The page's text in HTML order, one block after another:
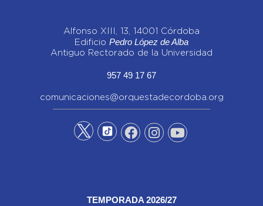
Alfonso XIII, 13, 14001 Córdoba
Edificio Pedro López de Alba
Antiguo Rectorado de la Universidad
957 49 17 67
comunicaciones@orquestadecordoba.org
TEMPORADA 2026/27